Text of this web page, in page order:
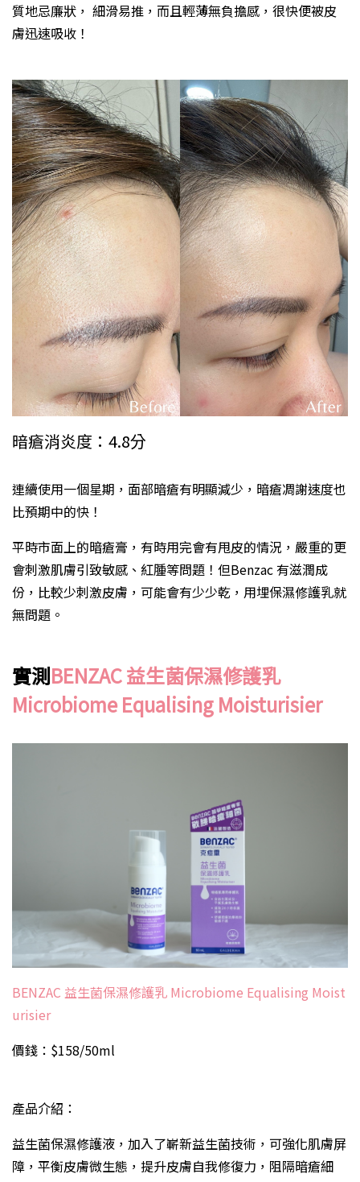
質地忌廉狀， 細滑易推，而且輕薄無負擔感，很快便被皮
膚迅速吸收！
暗瘡消炎度：4.8分
連續使用一個星期，面部暗瘡有明顯減少，暗瘡凋謝速度也
比預期中的快！
平時市面上的暗瘡膏，有時用完會有甩皮的情況，嚴重的更
會刺激肌膚引致敏感、紅腫等問題！但Benzac 有滋潤成
份，比較少刺激皮膚，可能會有少少乾，用埋保濕修護乳就
無問題。
實測BENZAC 益生菌保濕修護乳
Microbiome Equalising Moisturisier
BENZAC 益生菌保濕修護乳 Microbiome Equalising Moist
urisier
價錢：$158/50ml
產品介紹：
益生菌保濕修護液，加入了嶄新益生菌技術，可強化肌膚屏
障，平衡皮膚微生態，提升皮膚自我修復力，阻隔暗瘡細